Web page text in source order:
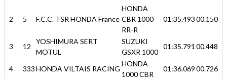
2 5 F.C.C. TSR HONDA France
HONDA
CBR 1000
RR-R
01:35.49300.150
3 12
YOSHIMURA SERT
MOTUL
SUZUKI
GSXR 1000
01:35.791 00.448
4 333HONDA VILTAIS RACING
HONDA
1000 CBR
01:36.06900.726